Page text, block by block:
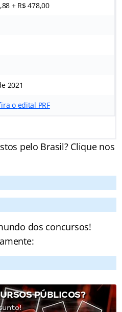
+ R$ 478,00
2021
o edital PRF
pelo Brasil? Clique nos
dos concursos!
PÚBLICOS?